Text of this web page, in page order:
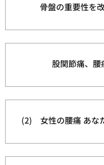
骨盤の重要性を
股関節痛、
(2) 女性の腰痛 あな